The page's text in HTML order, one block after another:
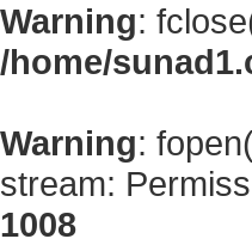
Warning:
/home/
Warning:
stream:
1008